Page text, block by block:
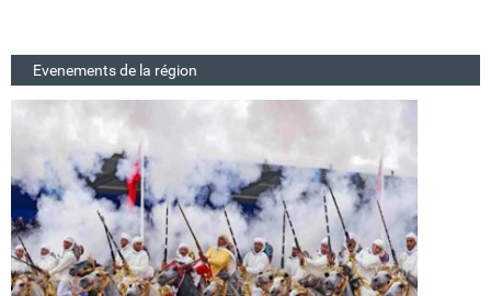
Evenements de la région